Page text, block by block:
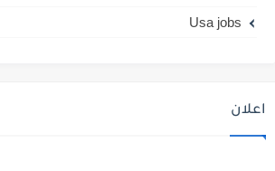
Usa jobs
اعلان